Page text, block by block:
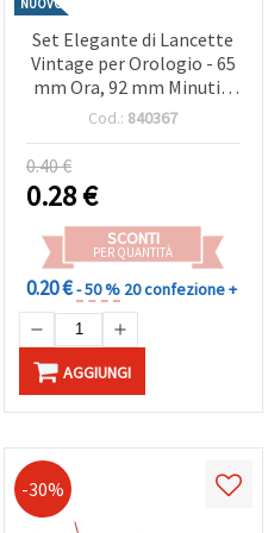
Set Elegante di Lancette
Vintage per Orologio - 65
mm Ora, 92 mm Minuti e
120 mm Secondi in Nero e
Cod.: 840367
0.40 €
0.28€
SCONTI
PER QUANTITÀ
0.20 €- 50 % 20 confezione +
AGGIUNGI
-30%